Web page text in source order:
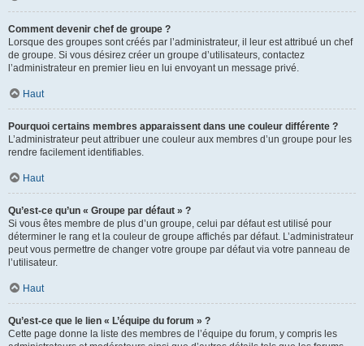
Comment devenir chef de groupe ?
Lorsque des groupes sont créés par l’administrateur, il leur est attribué un chef
de groupe. Si vous désirez créer un groupe d’utilisateurs, contactez
l’administrateur en premier lieu en lui envoyant un message privé.
Haut
Pourquoi certains membres apparaissent dans une couleur différente ?
L’administrateur peut attribuer une couleur aux membres d’un groupe pour les
rendre facilement identifiables.
Haut
Qu’est-ce qu’un « Groupe par défaut » ?
Si vous êtes membre de plus d’un groupe, celui par défaut est utilisé pour
déterminer le rang et la couleur de groupe affichés par défaut. L’administrateur
peut vous permettre de changer votre groupe par défaut via votre panneau de
l’utilisateur.
Haut
Qu’est-ce que le lien « L’équipe du forum » ?
Cette page donne la liste des membres de l’équipe du forum, y compris les